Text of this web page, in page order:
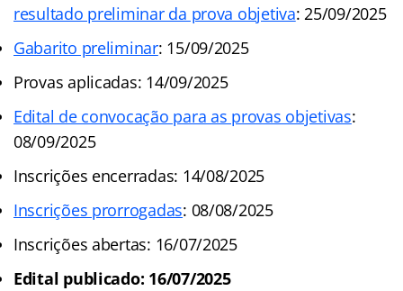
resultado preliminar da prova objetiva: 25/09/2025
Gabarito preliminar: 15/09/2025
Provas aplicadas: 14/09/2025
Edital de convocação para as provas objetivas:
08/09/2025
Inscrições encerradas: 14/08/2025
Inscrições prorrogadas: 08/08/2025
Inscrições abertas: 16/07/2025
Edital publicado: 16/07/2025